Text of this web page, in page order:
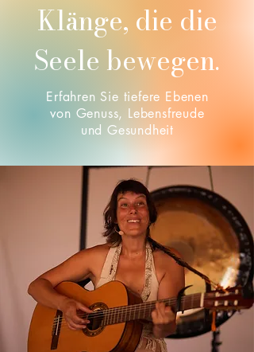
Klänge, die die
Seele bewegen.
Erfahren Sie tiefere Ebenen
von Genuss, Lebensfreude
und Gesundheit